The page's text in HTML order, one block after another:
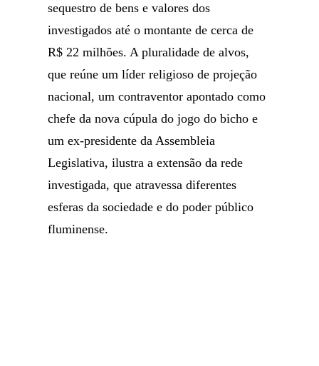
sequestro de bens e valores dos
investigados até o montante de cerca de
R$ 22 milhões. A pluralidade de alvos,
que reúne um líder religioso de projeção
nacional, um contraventor apontado como
chefe da nova cúpula do jogo do bicho e
um ex-presidente da Assembleia
Legislativa, ilustra a extensão da rede
investigada, que atravessa diferentes
esferas da sociedade e do poder público
fluminense.